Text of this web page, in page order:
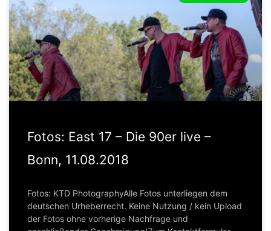
Fotos: East 17 – Die 90er live –
Bonn, 11.08.2018
Fotos: KTD PhotographyAlle Fotos unterliegen dem
deutschen Urheberrecht. Keine Nutzung / kein Upload
der Fotos ohne vorherige Nachfrage und